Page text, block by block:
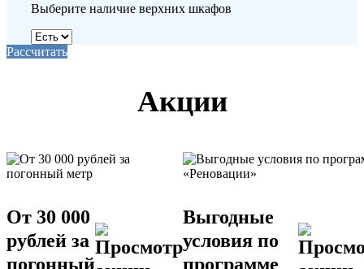
Выберите наличие верхних шкафов
Рассчитать
Акции
От 30 000
рублей за
погонный
Выгодные
условия по
программе